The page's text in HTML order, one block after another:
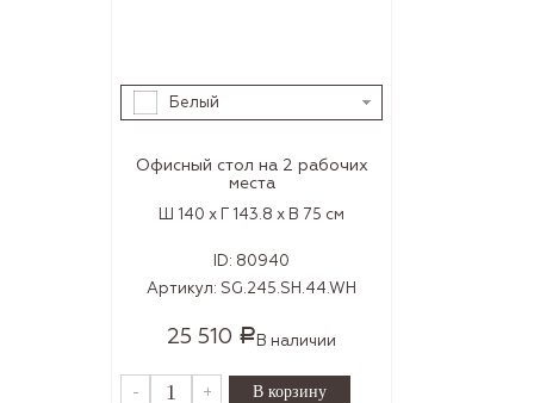
Белый
Офисный стол на 2 рабочих
места
Ш 140 x Г 143.8 x В 75 см
ID: 80940
Артикул: SG.245.SH.44.WH
25 510 РВ наличии
- +